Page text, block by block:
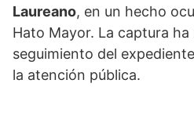
Laureano, en un hecho
Hato Mayor. La captura
seguimiento del
la atención pública.